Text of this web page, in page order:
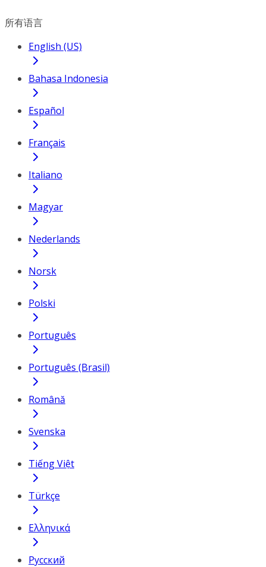
所有语言
English (US)
Bahasa Indonesia
Español
Français
Italiano
Magyar
Nederlands
Norsk
Polski
Português
Português (Brasil)
Română
Svenska
Tiếng Việt
Türkçe
Ελληνικά
Русский